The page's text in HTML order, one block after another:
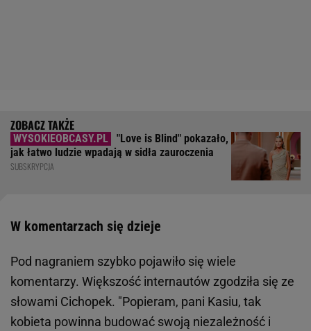
"Love is Blind" pokazało,
jak łatwo ludzie wpadają w sidła zauroczenia
SUBSKRYPCJA
W komentarzach się dzieje
Pod nagraniem szybko pojawiło się wiele
komentarzy. Większość internautów zgodziła się ze
słowami Cichopek. "Popieram, pani Kasiu, tak
kobieta powinna budować swoją niezależność i